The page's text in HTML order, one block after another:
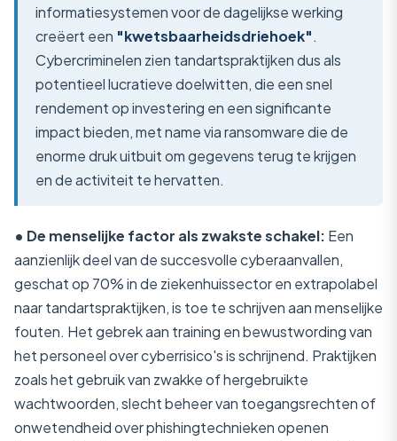
informatiesystemen voor de dagelijkse werking
creëert een "kwetsbaarheidsdriehoek".
Cybercriminelen zien tandartspraktijken dus als
potentieel lucratieve doelwitten, die een snel
rendement op investering en een significante
impact bieden, met name via ransomware die de
enorme druk uitbuit om gegevens terug te krijgen
en de activiteit te hervatten.
• De menselijke factor als zwakste schakel: Een
aanzienlijk deel van de succesvolle cyberaanvallen,
geschat op 70% in de ziekenhuissector en extrapolabel
naar tandartspraktijken, is toe te schrijven aan menselijke
fouten. Het gebrek aan training en bewustwording van
het personeel over cyberrisico's is schrijnend. Praktijken
zoals het gebruik van zwakke of hergebruikte
wachtwoorden, slecht beheer van toegangsrechten of
onwetendheid over phishingtechnieken openen